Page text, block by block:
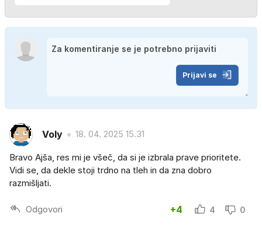
Prijavi se
Voly 18. 04. 2025 15.31
Bravo Ajša, res mi je všeč, da si je izbrala prave prioritete.
Vidi se, da dekle stoji trdno na tleh in da zna dobro
razmišljati.
Odgovori +4 4 0